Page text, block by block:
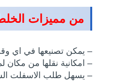
من مميزات
– يمكن تصنيعها في اي
– امكانية نقلها من مكان
– يسهل طلب الاسفلت